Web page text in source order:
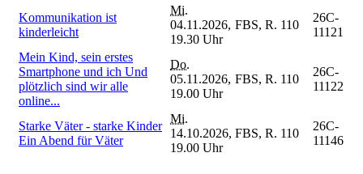
Kommunikation ist
kinderleicht
Mi.
04.11.2026,
19.30 Uhr
FBS, R. 110
26C-
11121
Mein Kind, sein erstes
Smartphone und ich Und
plötzlich sind wir alle
online...
Do.
05.11.2026,
19.00 Uhr
FBS, R. 110
26C-
11122
Starke Väter - starke Kinder
Ein Abend für Väter
Mi.
14.10.2026,
19.00 Uhr
FBS, R. 110
26C-
11146